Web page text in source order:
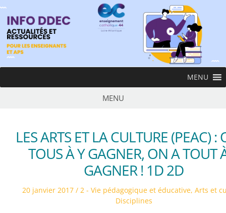
Skip
to
content
InfoDDEC
Ens
MENU
MENU
LES ARTS ET LA CULTURE (PEAC) :
TOUS À Y GAGNER, ON A TOUT
GAGNER ! 1D 2D
Posted
20 janvier 2017
Posted
2 - Vie pédagogique et éducative, Arts et
Disciplines